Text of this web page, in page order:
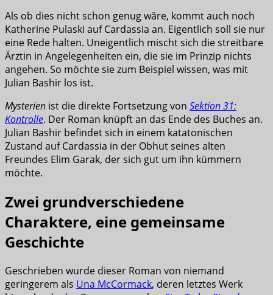
Als ob dies nicht schon genug wäre, kommt auch noch
Katherine Pulaski auf Cardassia an. Eigentlich soll sie nur
eine Rede halten. Uneigentlich mischt sich die streitbare
Ärztin in Angelegenheiten ein, die sie im Prinzip nichts
angehen. So möchte sie zum Beispiel wissen, was mit
Julian Bashir los ist.
Mysterien ist die direkte Fortsetzung von Sektion 31:
Kontrolle. Der Roman knüpft an das Ende des Buches an.
Julian Bashir befindet sich in einem katatonischen
Zustand auf Cardassia in der Obhut seines alten
Freundes Elim Garak, der sich gut um ihn kümmern
möchte.
Zwei grundverschiedene
Charaktere, eine gemeinsame
Geschichte
Geschrieben wurde dieser Roman von niemand
geringerem als Una McCormack, deren letztes Werk